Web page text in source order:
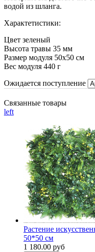
водой из шланга.
Характетистики:
Цвет зеленый
Высота травы 35 мм
Размер модуля 50х50 см
Вес модуля 440 г
Ожидается поступление
Связанные товары
left
Растение
50*50 см
1 180.00 руб